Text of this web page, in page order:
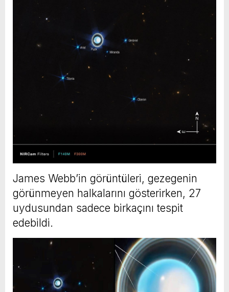
James Webb’in görüntüleri, gezegenin
görünmeyen halkalarını gösterirken, 27
uydusundan sadece birkaçını tespit
edebildi.